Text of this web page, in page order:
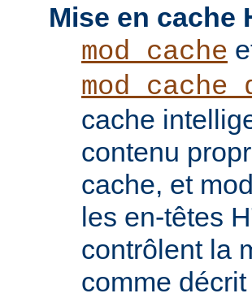
Mise en cache
mod_cache
cache
contenu
cache, et
les en-têtes
contrôlent la
comme